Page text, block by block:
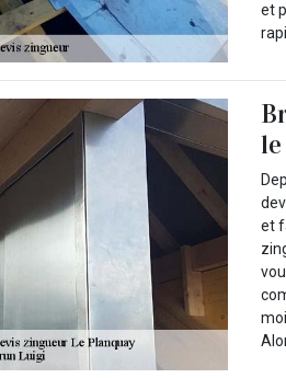
et
et